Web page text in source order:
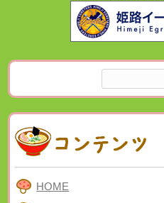
索:
HOME